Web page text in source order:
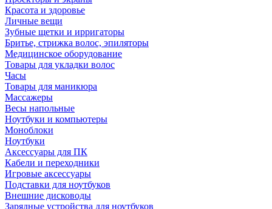
Красота и здоровье
Личные вещи
Зубные щетки и ирригаторы
Бритье, стрижка волос, эпиляторы
Медицинское оборудование
Товары для укладки волос
Часы
Товары для маникюра
Массажеры
Весы напольные
Ноутбуки и компьютеры
Моноблоки
Ноутбуки
Аксессуары для ПК
Кабели и переходники
Игровые аксессуары
Подставки для ноутбуков
Внешние дисководы
Зарядные устройства для ноутбуков